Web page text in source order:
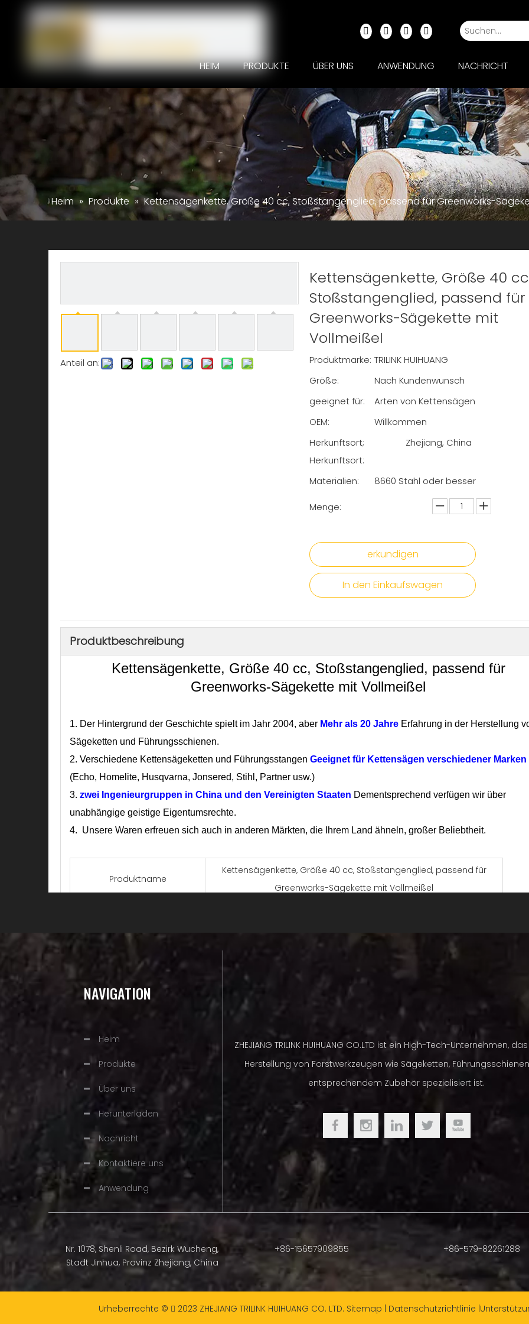
HEIM PRODUKTE ÜBER UNS ANWENDUNG NACHRICHT
Heim » Produkte » Kettensägenkette, Größe 40 cc, Stoßstangenglied, passend für Greenworks-
Anteil an:
Kettensägenkette, Größe 40
Stoßstangenglied, passend für
Greenworks-Sägekette mit
Vollmeißel
Produktmarke: TRILINK HUIHUANG
Größe:
Nach Kundenwunsch
geeignet für:
Arten von Kettensägen
OEM:
Willkommen
Herkunftsort;
Herkunftsort:
Zhejiang, China
Materialien: 8660 Stahl oder besser
Menge:
erkundigen
In den Einkaufswagen
Produktbeschreibung
Kettensägenkette, Größe 40 cc, Stoßstangenglied, passend für
Greenworks-Sägekette mit Vollmeißel
1. Der Hintergrund der Geschichte spielt im Jahr 2004, aber Mehr als 20 Jahre Erfahrung in der Herstellung
Sägeketten und Führungsschienen.
2. Verschiedene Kettensägeketten und Führungsstangen Geeignet für Kettensägen verschiedener Marken
(Echo, Homelite, Husqvarna, Jonsered, Stihl, Partner usw.)
3. zwei Ingenieurgruppen in China und den Vereinigten Staaten Dementsprechend verfügen wir über
unabhängige geistige Eigentumsrechte.
4. Unsere Waren erfreuen sich auch in anderen Märkten, die Ihrem Land ähneln, großer Beliebtheit.
Produktname
Kettensägenkette, Größe 40 cc, Stoßstangenglied, passend für
Greenworks-Sägekette mit Vollmeißel
Asphalt 3/8'LP, .325', 3/8', .404'
Messung .043', .050', .058', .063'
cutters
Standardkette, Halbsprungkette, Vollsprungkette
Größe Nach Kundenwunsch
Halbmeißelfräser
1. Die Halbmeißelkette der TriLink-Sägekette ist auf Präzision,
2. Diese Ketten verfügen über einen Halbmeißelschneider, der so
konzipiert ist, dass er schneller schneidet und bei schmutzigen und
kiesigen Schnittbedingungen länger scharf bleibt.
Vollmeißel
Die Schnittgeschwindigkeit ist 20 % höher als bei Halbmeißel-
Sägeketten und die Messer sind verchromt und titanbeschichtet für
längere Lebensdauer und schärfere Kanten
Geeignet für verschiedene Benzinkettensägen, Elektrosägen usw.
Marke
Blister, Farbbox, Metallbox usw.
NAVIGATION
Heim
Produkte
Über uns
Herunterladen
Nachricht
Kontaktiere uns
Anwendung
ZHEJIANG TRILINK HUIHUANG CO.LTD ist ein High-Tech-Unternehmen,
Herstellung von Forstwerkzeugen wie Sägeketten,
entsprechendem Zubehör spezialisiert ist.
Nr. 1078, Shenli Road, Bezirk Wucheng,
Stadt Jinhua, Provinz Zhejiang, China
+86-15657909855 +86-579-82261288
Urheberrechte ©  2023 ZHEJIANG TRILINK HUIHUANG CO. LTD. Sitemap Datenschutzrichtlinie